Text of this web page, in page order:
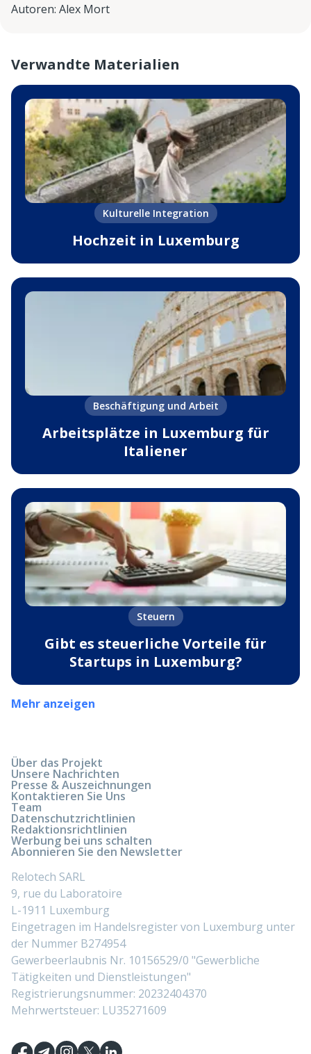
Autoren: Alex Mort
Verwandte Materialien
Kulturelle Integration
Hochzeit in Luxemburg
Beschäftigung und Arbeit
Arbeitsplätze in Luxemburg für
Italiener
Steuern
Gibt es steuerliche Vorteile für
Startups in Luxemburg?
Mehr anzeigen
Über das Projekt
Unsere Nachrichten
Presse & Auszeichnungen
Kontaktieren Sie Uns
Team
Datenschutzrichtlinien
Redaktionsrichtlinien
Werbung bei uns schalten
Abonnieren Sie den Newsletter
Relotech SARL
9, rue du Laboratoire
L-1911 Luxemburg
Eingetragen im Handelsregister von Luxemburg unter
der Nummer B274954
Gewerbeerlaubnis Nr. 10156529/0 "Gewerbliche
Tätigkeiten und Dienstleistungen"
Registrierungsnummer: 20232404370
Mehrwertsteuer: LU35271609